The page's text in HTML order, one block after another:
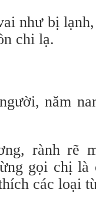
như bị
chi lạ.
năm
rành rẽ
gọi chị là
các loại